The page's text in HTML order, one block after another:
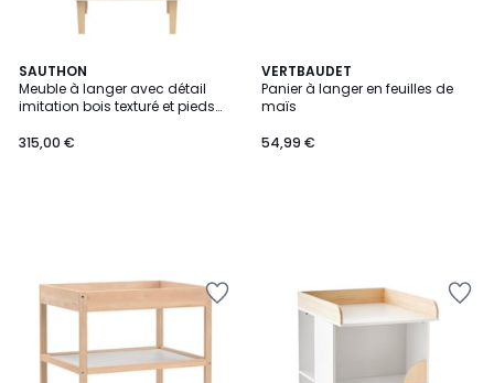
SAUTHON
Meuble à langer avec détail
imitation bois texturé et pieds
315,00 €
VERTBAUDET
Panier à langer en feuilles de
maïs
54,99 €